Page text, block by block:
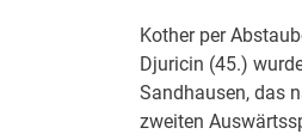
Kother per
Djuricin (45.)
Sandhausen, das
zweiten